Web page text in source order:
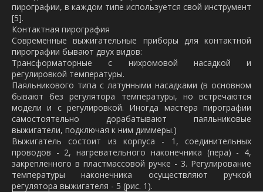
пирографии, в каждом типе используется свой инструмент
[5].
Контактная пирография
Современные выжигательные приборы для контактной
пирографии бывают двух видов:
Трансформаторные с нихромовой насадкой и
регулировкой температуры.
Паяльникового типа с латунными насадками (в основном
бывают без регулятора температуры, но встречаются
модели и с регулировкой. Иногда мастера пирографии
самостоятельно дорабатывают паяльниковые
выжигатели, подключая к ним диммеры.)
Выжигатель состоит из корпуса - 1, соединительных
проводов - 2, нагревательного наконечника (пера) - 4,
закрепленного в пластмассовой ручке - 3. Регулирование
температуры наконечника осуществляют ручкой
регулятора выжигателя - 5 (рис. 1).